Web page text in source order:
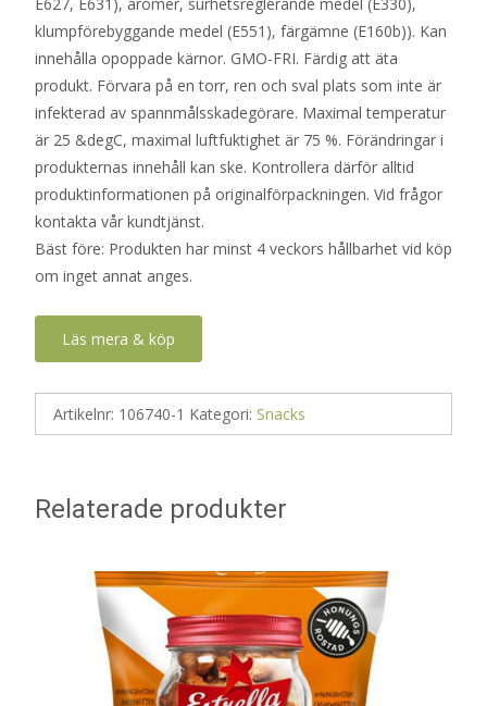
klumpförebyggande medel (E551), färgämne (E160b)). Kan
innehålla opoppade kärnor. GMO-FRI. Färdig att äta
produkt. Förvara på en torr, ren och sval plats som inte är
infekterad av spannmålsskadegörare. Maximal temperatur
är 25 &degC, maximal luftfuktighet är 75 %. Förändringar i
produkternas innehåll kan ske. Kontrollera därför alltid
produktinformationen på originalförpackningen. Vid frågor
kontakta vår kundtjänst.
Bäst före: Produkten har minst 4 veckors hållbarhet vid köp
om inget annat anges.
Läs mera & köp
Artikelnr: 106740-1 Kategori: Snacks
Relaterade produkter